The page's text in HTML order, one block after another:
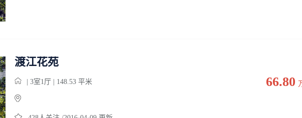
渡江花苑
| 3室1厅 | 148.53 平米 66.80